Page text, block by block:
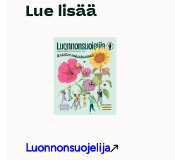
Lue lisää
Luonnonsuojelija